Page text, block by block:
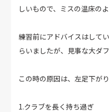
しいもので、ミスの温床の
練習前にアドバイスはして
らいましたが、見事な大ダ
この時の原因は、左足下が
1.クラブを長く持ち過ぎ